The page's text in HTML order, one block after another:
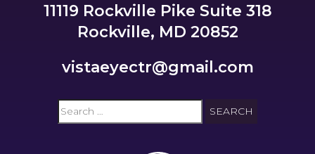
11119 Rockville Pike Suite 318
Rockville, MD 20852
vistaeyectr@gmail.com